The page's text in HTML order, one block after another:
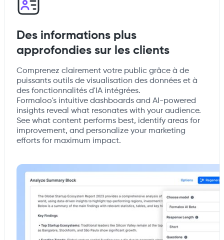
Des informations plus
approfondies sur les clients
Comprenez clairement votre public grâce à de
puissants outils de visualisation des données et à
des fonctionnalités d'IA intégrées.
Formaloo's intuitive dashboards and AI-powered
insights reveal what resonates with your audience.
See what content performs best, identify areas for
improvement, and personalize your marketing
efforts for maximum impact.